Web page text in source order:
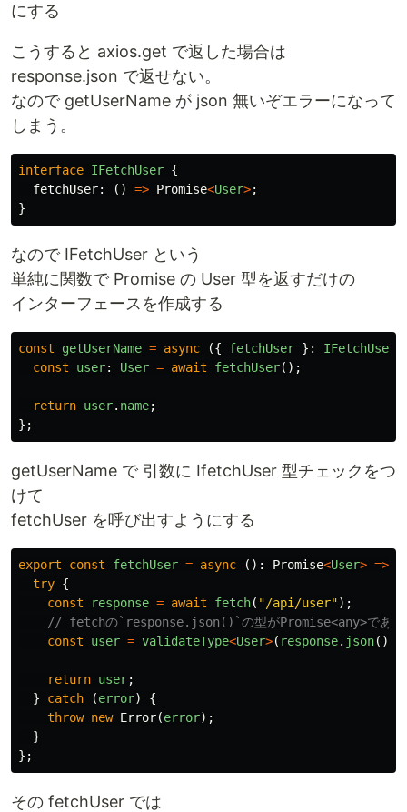
にする
こうすると axios.get で返した場合は
response.json で返せない。
なので getUserName が json 無いぞエラーになって
しまう。
interface IFetchUser {
fetchUser: () => Promise<User>;
}
なので IFetchUser という
単純に関数で Promise の User 型を返すだけの
インターフェースを作成する
const getUserName = async ({ fetchUser }: IFetchUser
const
user: User = await fetchUser();
return user. name;
};
getUserName で 引数に IfetchUser 型チェックをつ
けて
fetchUser を呼び出すようにする
export const fetchUser = async (): Promise<User> =>
try {
const
response = await fetch( "/api/user");
// fetchの`response.json()`の型がPromise<any>である
const
user = validateType<User>( response. json());
return user;
}
catch (error)
{
throw new Error(error);
}
};
その fetchUser では